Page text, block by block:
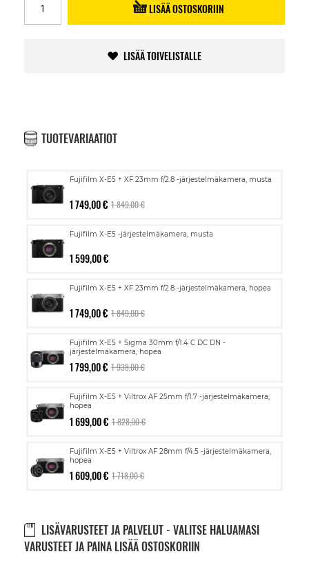
LISÄÄ OSTOSKORIIN
LISÄÄ TOIVELISTALLE
TUOTEVARIAATIOT
Fujifilm X-E5 + XF 23mm f/2.8 -järjestelmäkamera, musta
1 749,00 € 1 849,00 €
Fujifilm X-E5 -järjestelmäkamera, musta
1 599,00 €
Fujifilm X-E5 + XF 23mm f/2.8 -järjestelmäkamera, hopea
1 749,00 € 1 849,00 €
Fujifilm X-E5 + Sigma 30mm f/1.4 C DC DN -
järjestelmäkamera, hopea
1 799,00 € 1 938,00 €
Fujifilm X-E5 + Viltrox AF 25mm f/1.7 -järjestelmäkamera,
hopea
1 699,00 € 1 828,00 €
Fujifilm X-E5 + Viltrox AF 28mm f/4.5 -järjestelmäkamera,
hopea
1 609,00 € 1 718,00 €
LISÄVARUSTEET JA PALVELUT - VALITSE HALUAMASI
VARUSTEET JA PAINA LISÄÄ OSTOSKORIIN